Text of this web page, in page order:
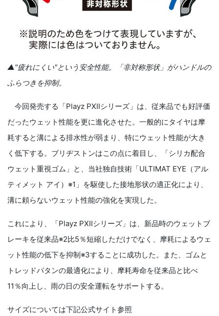
▲"疲れにくい"という安全性能。「非対称形状」がハンドルの
ふらつきを抑制。
今回発売する「Playz PXⅡシリーズ」は、従来品でも好評価
だったウェット性能を更に進化させた。一般的にタイヤは摩
耗すると溝による排水性が弱まり、特にウェット性能が大き
く低下する。ブリヂストンはこの点に着目し、「シリカ配合
ウェット重視ゴム」と、当社独自技術「ULTIMAT EYE（アル
ティメット アイ）※1」を駆使した接地形状の適正化により、
溝に頼らないウェット性能の強化を実現した。
これにより、「Playz PXⅡシリーズ」は、新品時のウェットブ
レーキを従来品※2比5％短縮しただけでなく、摩耗によるウェ
ット性能の低下を抑制※3することに成功した。また、ゴムと
トレッドパタンの最適化により、摩耗寿命を従来品と比べ
11％向上し、雨の日の安全運転をサポートする。
サイズについては下記公式サイト参照